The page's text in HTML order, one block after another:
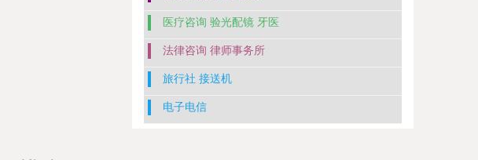
医疗咨询 验光配镜 牙医
法律咨询 律师事务所
旅行社 接送机
电子电信